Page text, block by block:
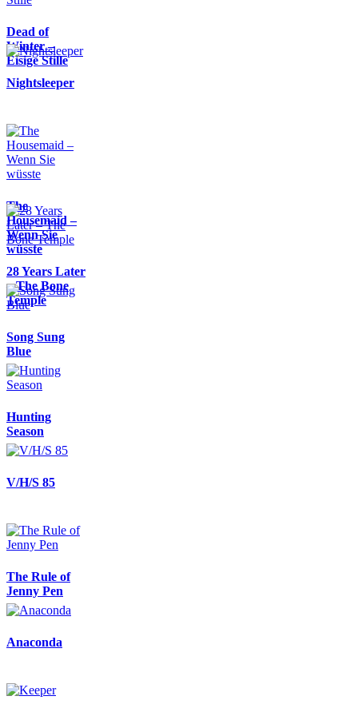
Dead of
Winter –
Eisige Stille
Nightsleeper
The
Housemaid –
Wenn Sie
wüsste
28 Years Later
– The Bone
Temple
Song Sung
Blue
Hunting
Season
V/H/S 85
The Rule of
Jenny Pen
Anaconda